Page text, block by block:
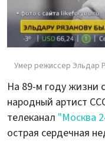
Умер режиссер Эльдар
На 89-м году жизни
народный артист
телеканал "Москва
острая сердечная